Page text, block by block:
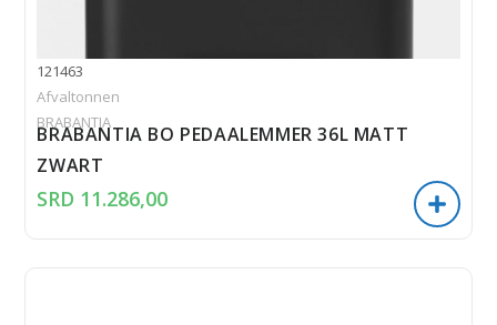
121463
Afvaltonnen
BRABANTIA
BRABANTIA BO PEDAALEMMER 36L MATT
ZWART
SRD 11.286,00